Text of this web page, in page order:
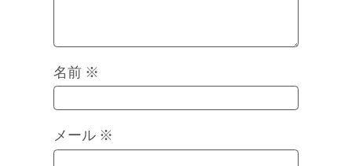
名前 ※
メール ※